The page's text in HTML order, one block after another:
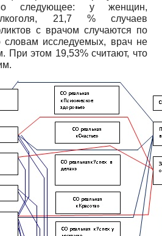
следующее: у женщин,
21,7 % случаев
с врачом случаются по
словам исследуемых, врач не
При этом 19,53% считают, что